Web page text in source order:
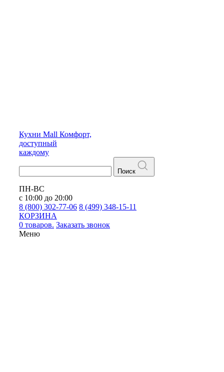
Кухни Mall Комфорт,
доступный
каждому
Поиск
ПН-ВС
с 10:00 до 20:00
8 (800) 302-77-06 8 (499) 348-15-11
КОРЗИНА
0 товаров. Заказать звонок
Меню